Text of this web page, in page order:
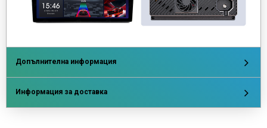
Допълнителна информация
Информация за доставка